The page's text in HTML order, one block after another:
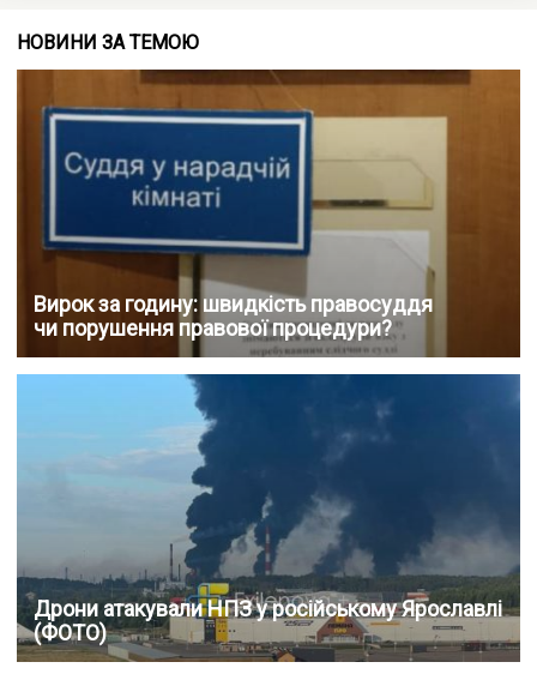
НОВИНИ ЗА ТЕМОЮ
Вирок за годину: швидкість правосуддя
чи порушення правової процедури?
Дрони атакували НПЗ у російському Ярославлі
(ФОТО)